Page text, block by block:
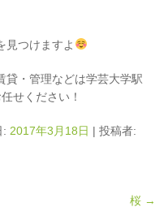
見つけますよ
貸・管理などは学芸大学駅
せください！
: 2017年3月18日 | 投稿者:
桜 →